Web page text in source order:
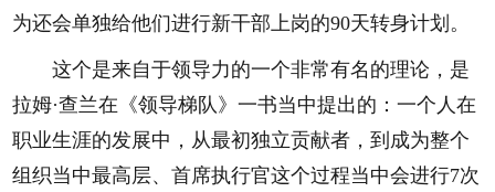
为还会单独给他们进行新干部上岗的90天转身计划。
这个是来自于领导力的一个非常有名的理论，是
拉姆·查兰在《领导梯队》一书当中提出的：一个人在
职业生涯的发展中，从最初独立贡献者，到成为整个
组织当中最高层、首席执行官这个过程当中会进行7次